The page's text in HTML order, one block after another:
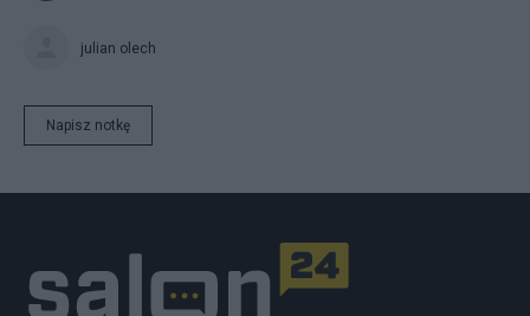
julian olech
Napisz notkę